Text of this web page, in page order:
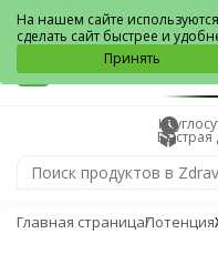
Краснодар
Быстрая
Главная страницаПотенция
На нашем сайте
сделать сайт быстрее и
Принять